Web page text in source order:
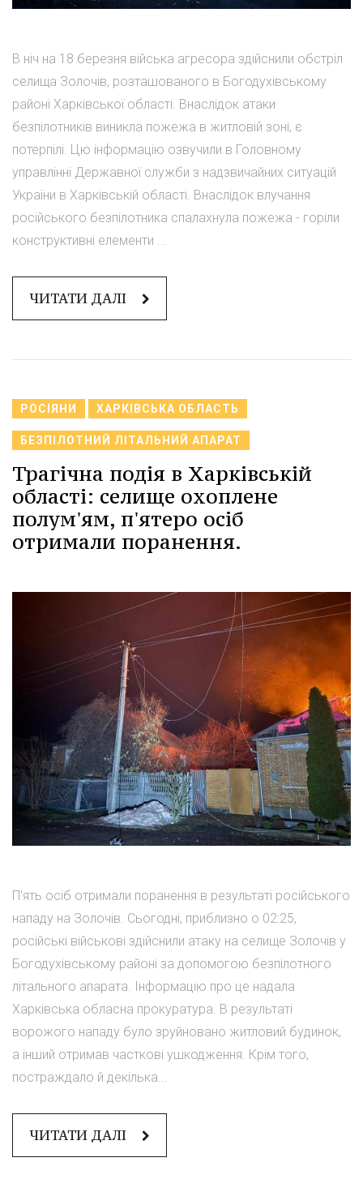
В ніч на 18 березня війська агресора здійснили обстріл
селища Золочів, розташованого в Богодухівському
районі Харківської області. Внаслідок атаки
безпілотників виникла пожежа в житловій зоні, є
потерпілі. Цю інформацію озвучили в Головному
управлінні Державної служби з надзвичайних ситуацій
України в Харківській області. Внаслідок влучання
російського безпілотника спалахнула пожежа - горіли
конструктивні елементи ...
ЧИТАТИ ДАЛІ
РОСІЯНИ ХАРКІВСЬКА ОБЛАСТЬ
БЕЗПІЛОТНИЙ ЛІТАЛЬНИЙ АПАРАТ
Трагічна подія в Харківській
області: селище охоплене
полум'ям, п'ятеро осіб
отримали поранення.
П'ять осіб отримали поранення в результаті російського
нападу на Золочів. Сьогодні, приблизно о 02:25,
російські військові здійснили атаку на селище Золочів у
Богодухівському районі за допомогою безпілотного
літального апарата. Інформацію про це надала
Харківська обласна прокуратура. В результаті
ворожого нападу було зруйновано житловий будинок,
а інший отримав часткові ушкодження. Крім того,
постраждало й декілька...
ЧИТАТИ ДАЛІ